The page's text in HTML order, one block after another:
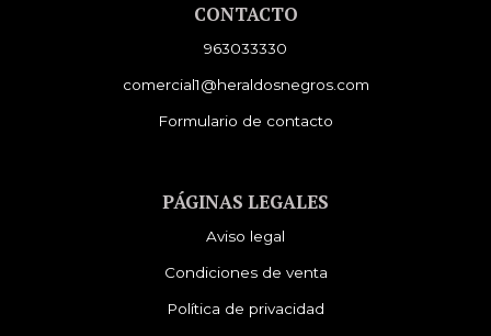
CONTACTO
963033330
comercial1@heraldosnegros.com
Formulario de contacto
PÁGINAS LEGALES
Aviso legal
Condiciones de venta
Política de privacidad